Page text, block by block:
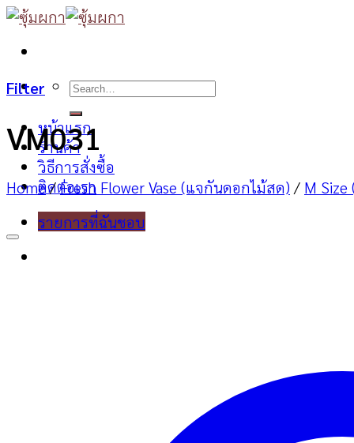
Skip
content
Search
หน้าแรก
ร้านค้า
วิธีการสั่งซื้อ
ติดต่อเรา
รายการที่ฉันชอบ
Filter
VM031
Home / Fresh Flower Vase (แจกันดอกไม้สด) / M